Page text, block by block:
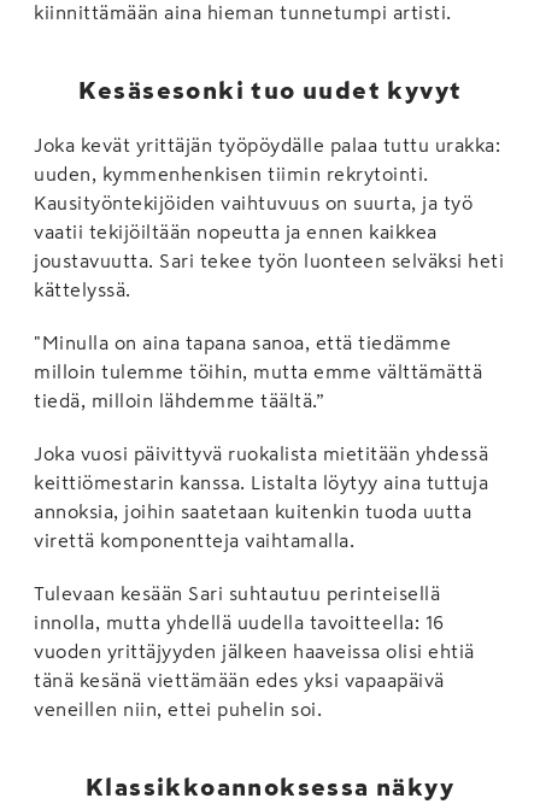
kiinnittämään aina hieman tunnetumpi artisti.
Kesäsesonki tuo uudet kyvyt
Joka kevät yrittäjän työpöydälle palaa tuttu urakka:
uuden, kymmenhenkisen tiimin rekrytointi.
Kausityöntekijöiden vaihtuvuus on suurta, ja työ
vaatii tekijöiltään nopeutta ja ennen kaikkea
joustavuutta. Sari tekee työn luonteen selväksi heti
kättelyssä.
"Minulla on aina tapana sanoa, että tiedämme
milloin tulemme töihin, mutta emme välttämättä
tiedä, milloin lähdemme täältä.”
Joka vuosi päivittyvä ruokalista mietitään yhdessä
keittiömestarin kanssa. Listalta löytyy aina tuttuja
annoksia, joihin saatetaan kuitenkin tuoda uutta
virettä komponentteja vaihtamalla.
Tulevaan kesään Sari suhtautuu perinteisellä
innolla, mutta yhdellä uudella tavoitteella: 16
vuoden yrittäjyyden jälkeen haaveissa olisi ehtiä
tänä kesänä viettämään edes yksi vapaapäivä
veneillen niin, ettei puhelin soi.
Klassikkoannoksessa näkyy